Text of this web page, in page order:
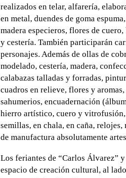
realizados en telar, alfarería,
en metal, duendes de goma
madera especieros, flores de
y cestería. También participarán
personajes. Además de ollas de
modelado, cestería, madera,
calabazas talladas y forradas,
cuadros en relieve, flores y
sahumerios, encuadernación
hierro artístico, cuero y
semillas, en chala, en caña,
de manufactura absolutamente
Los feriantes de “Carlos Álvarez”
espacio de creación cultural, al